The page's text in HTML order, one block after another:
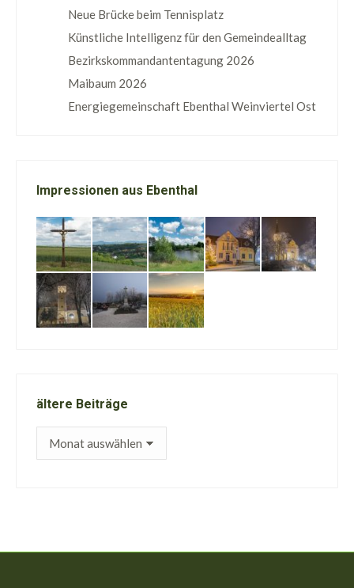
Neue Brücke beim Tennisplatz
Künstliche Intelligenz für den Gemeindealltag
Bezirkskommandantentagung 2026
Maibaum 2026
Energiegemeinschaft Ebenthal Weinviertel Ost
Impressionen aus Ebenthal
ältere Beiträge
ältere